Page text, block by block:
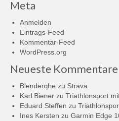
Meta
Anmelden
Eintrags-Feed
Kommentar-Feed
WordPress.org
Neueste Kommentare
Blenderqhe zu Strava
Karl Biener zu Triathlonsport
Eduard Steffen zu
Ines Kersten zu Garmin Edge